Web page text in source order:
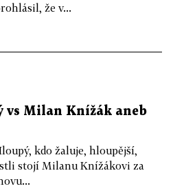
že v...
vs Milan Knížák aneb
kdo žaluje, hloupější,
stojí Milanu Knížákovi za